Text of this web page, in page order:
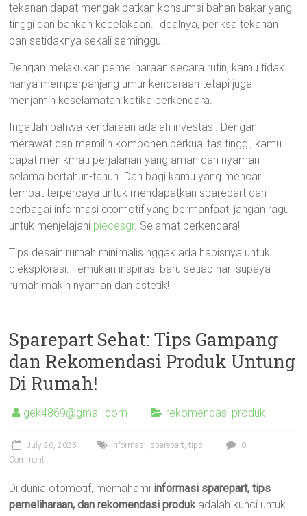
tekanan dapat mengakibatkan konsumsi bahan bakar yang
tinggi dan bahkan kecelakaan. Idealnya, periksa tekanan
ban setidaknya sekali seminggu.
Dengan melakukan pemeliharaan secara rutin, kamu tidak
hanya memperpanjang umur kendaraan tetapi juga
menjamin keselamatan ketika berkendara.
Ingatlah bahwa kendaraan adalah investasi. Dengan
merawat dan memilih komponen berkualitas tinggi, kamu
dapat menikmati perjalanan yang aman dan nyaman
selama bertahun-tahun. Dan bagi kamu yang mencari
tempat terpercaya untuk mendapatkan sparepart dan
berbagai informasi otomotif yang bermanfaat, jangan ragu
untuk menjelajahi piecesgr. Selamat berkendara!
Tips desain rumah minimalis nggak ada habisnya untuk
dieksplorasi. Temukan inspirasi baru setiap hari supaya
rumah makin nyaman dan estetik!
Sparepart Sehat: Tips Gampang
dan Rekomendasi Produk Untung
Di Rumah!
gek4869@gmail.com rekomendasi produk
July 26, 2025 informasi, sparepart,tips
0
Comment
Di dunia otomotif, memahami informasi sparepart, tips
pemeliharaan, dan rekomendasi produkadalah kunci untuk